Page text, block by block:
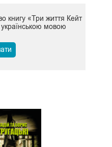
книгу «Три життя Кейт
мовою